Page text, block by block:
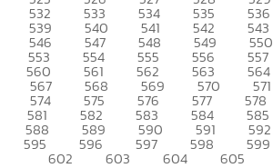
532 533 534 535 536
539 540 541 542 543
546 547 548 549 550
553 554 555 556 557
560 561 562 563 564
567 568 569 570 571
574 575 576 577 578
581 582 583 584 585
588 589 590 591 592
595 596 597 598 599
602 603 604 605